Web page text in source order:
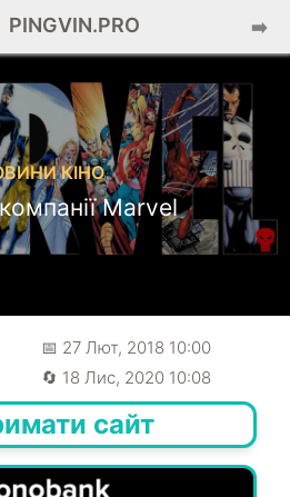
PINGVIN.PRO ➡️
КІНО
Marvel
📅 27 Лют, 2018 10:00
🔄 18 Лис, 2020 10:08
сайт